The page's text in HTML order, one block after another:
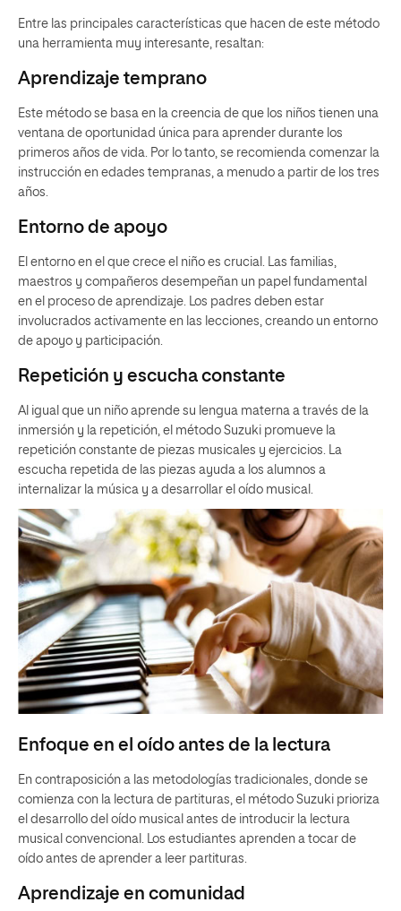
Entre las principales características que hacen de este método
una herramienta muy interesante, resaltan:
Aprendizaje temprano
Este método se basa en la creencia de que los niños tienen una
ventana de oportunidad única para aprender durante los
primeros años de vida. Por lo tanto, se recomienda comenzar la
instrucción en edades tempranas, a menudo a partir de los tres
años.
Entorno de apoyo
El entorno en el que crece el niño es crucial. Las familias,
maestros y compañeros desempeñan un papel fundamental
en el proceso de aprendizaje. Los padres deben estar
involucrados activamente en las lecciones, creando un entorno
de apoyo y participación.
Repetición y escucha constante
Al igual que un niño aprende su lengua materna a través de la
inmersión y la repetición, el método Suzuki promueve la
repetición constante de piezas musicales y ejercicios. La
escucha repetida de las piezas ayuda a los alumnos a
internalizar la música y a desarrollar el oído musical.
Enfoque en el oído antes de la lectura
En contraposición a las metodologías tradicionales, donde se
comienza con la lectura de partituras, el método Suzuki prioriza
el desarrollo del oído musical antes de introducir la lectura
musical convencional. Los estudiantes aprenden a tocar de
oído antes de aprender a leer partituras.
Aprendizaje en comunidad